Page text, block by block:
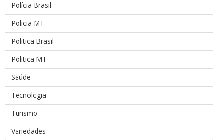
Polícia Brasil
Policia MT
Politica Brasil
Politica MT
Saúde
Tecnologia
Turismo
Variedades